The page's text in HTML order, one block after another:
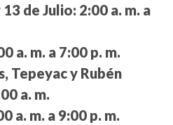
de Julio: 2:00 a. m. a
a. m. a 7:00 p. m.
Tepeyac y Rubén
a. m.
a. m. a 9:00 p. m.